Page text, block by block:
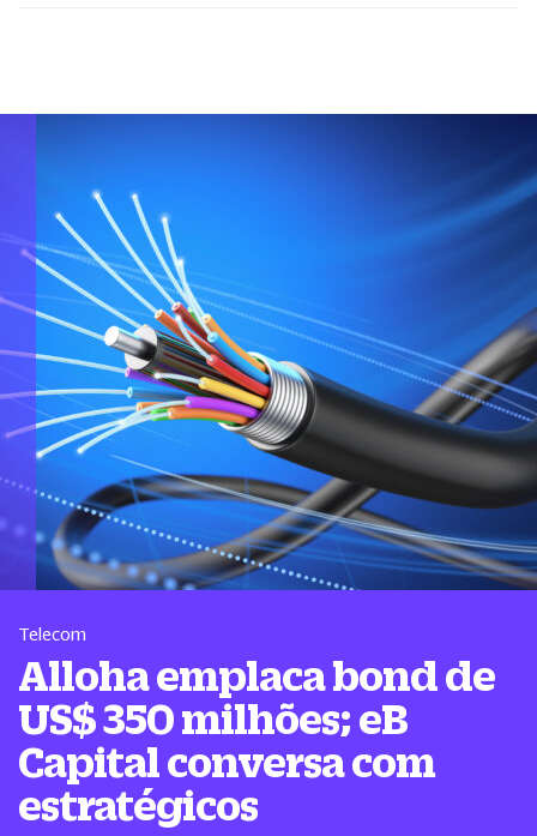
Telecom
Alloha emplaca bond de
US$ 350 milhões; eB
Capital conversa com
estratégicos